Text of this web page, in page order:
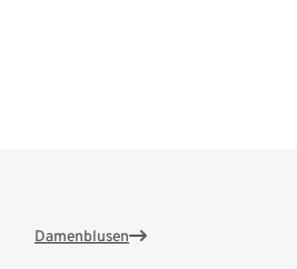
Damenblusen